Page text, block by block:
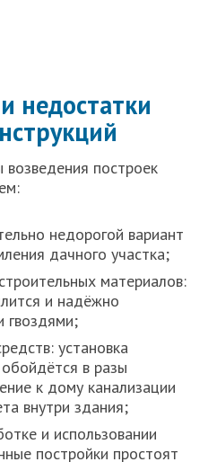
недостатки
построек
недорогой вариант
дачного участка;
материалов:
и надёжно
гвоздями;
установка
в разы
к дому канализации
внутри здания;
и использовании
постройки простоят